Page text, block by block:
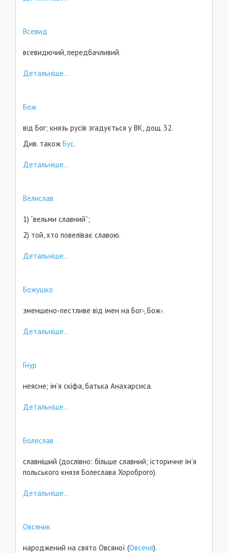
Всевид
всевидючий, передбачливий.
Детальніше...
Бож
від Бог; князь русів згадується у ВК, дощ. 32.
Див. такожБус.
Детальніше...
Велислав
1) “вельми славний”;
2) той, хто повеліває славою.
Детальніше...
Божушко
зменшено-пестливе від імен на Бог-, Бож-.
Детальніше...
Гнур
неясне; ім'я скіфа, батька Анахарсиса.
Детальніше...
Болеслав
славніший (дослівно: більше славний; історичне ім'я
польського князя Болеслава Хороброго).
Детальніше...
Овсяник
народжений на свято Овсяної (Овсеня).